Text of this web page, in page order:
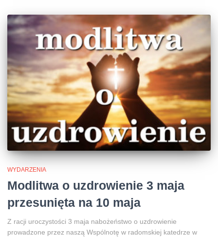
WYDARZENIA
Modlitwa o uzdrowienie 3 maja
przesunięta na 10 maja
Z racji uroczystości 3 maja nabożeństwo o uzdrowienie
prowadzone przez naszą Wspólnotę w radomskiej katedrze w